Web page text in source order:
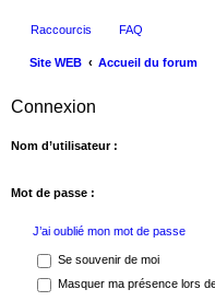
Raccourcis FAQ
Site WEB
Accueil du forum
Connexion
Nom d’utilisateur :
Mot de passe :
J’ai oublié mon mot de passe
Se souvenir de moi
Masquer ma présence lors